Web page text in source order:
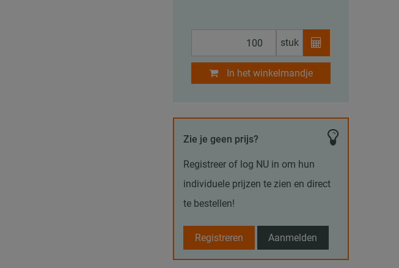
stuk
In het winkelmandje
Zie je geen prijs?
Registreer of log NU in om hun
individuele prijzen te zien en direct
te bestellen!
Registreren Aanmelden